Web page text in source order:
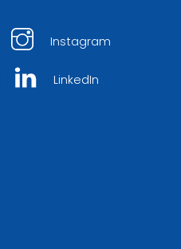
Instagram
LinkedIn